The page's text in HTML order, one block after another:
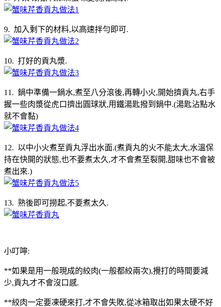
9. 加入剩下的材料,以高速拌勻即可.
10. 打好的貢丸漿.
11. 鍋中準備一鍋水,煮至八分滾後,再轉小火,開始擠貢丸,右手
握一些肉漿從虎口擠出圓球狀,用鐵湯匙撥到鍋中.(湯匙沾點水
就不會黏)
12. 以中小火煮至貢丸浮出水面.(煮貢丸的火不能太大,水溫保
持在快開的狀態,也不要煮太久,才不會煮至裂開,甜味也不會被
煮出來.)
13. 熟後即可撈起,不要煮太久.
小叮嚀:
**如果是用一般現成的絞肉(一般都絞兩次),攪打的時間要減
少,貢丸才不會沒口感.
**絞肉一定要凍硬來打,才不會失敗,從冰箱取出如果太硬不好